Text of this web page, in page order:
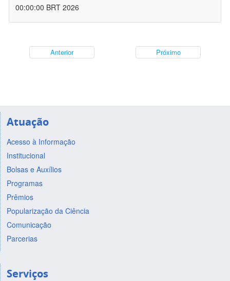
00:00:00 BRT 2026
Anterior Próximo
Atuação
Acesso à Informação
Institucional
Bolsas e Auxílios
Programas
Prêmios
Popularização da Ciência
Comunicação
Parcerias
Serviços